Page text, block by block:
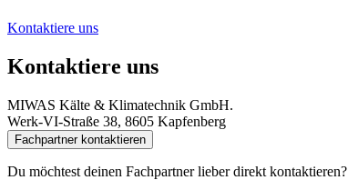
Kontaktiere uns
Kontaktiere uns
MIWAS Kälte & Klimatechnik GmbH.
Werk-VI-Straße 38, 8605 Kapfenberg
Fachpartner kontaktieren
Du möchtest deinen Fachpartner lieber direkt kontaktieren?